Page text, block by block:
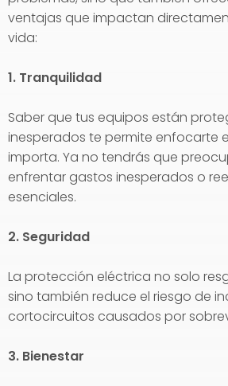
ventajas que impactan
vida:
1. Tranquilidad
Saber que tus equipos están
inesperados te permite enfocarte
importa. Ya no tendrás que
enfrentar gastos inesperados o
esenciales.
2. Seguridad
La protección eléctrica no solo
sino también reduce el riesgo de
cortocircuitos causados por
3. Bienestar